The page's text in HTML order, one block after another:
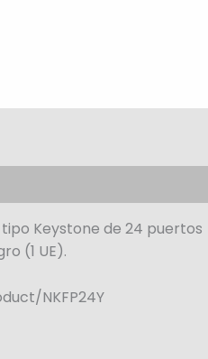
Keystone de 24 puertos
(1 UE).
NKFP24Y